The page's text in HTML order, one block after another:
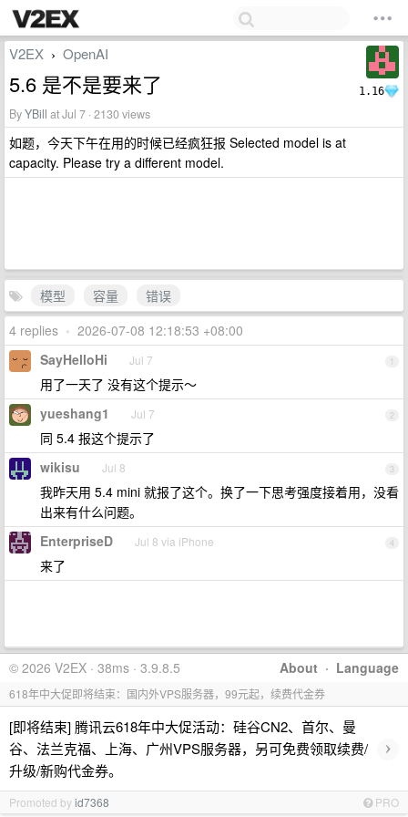
1.16
V2EX › OpenAI
5.6 是不是要来了
ByYBill at Jul 7 · 2130 views
如题，今天下午在用的时候已经疯狂报 Selected model is at
capacity. Please try a different model.
模型 容量
错误
4 replies • 2026-07-08 12:18:53 +08:00
1
SayHelloHi Jul 7
用了一天了 没有这个提示～
2
yueshang1 Jul 7
同 5.4 报这个提示了
3
wikisu Jul 8
我昨天用 5.4 mini 就报了这个。换了一下思考强度接着用，没看
出来有什么问题。
4
EnterpriseD Jul 8 via iPhone
来了
About · Language
© 2026 V2EX · 38ms · 3.9.8.5
618年中大促即将结束：国内外VPS服务器，99元起，续费代金券
[即将结束] 腾讯云618年中大促活动：硅谷CN2、首尔、曼
谷、法兰克福、上海、广州VPS服务器，另可免费领取续费/
升级/新购代金券。
›
Promoted byid7368 PRO